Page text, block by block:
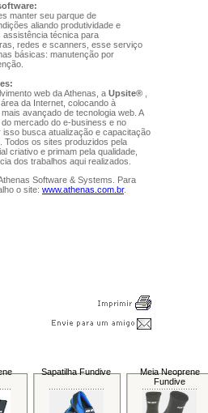
manter seu parque de
aliando produtividade e
técnica para
redes e scanners, esse serviço
básicas: manutenção por
web da Athenas, a Upsite®
da Internet, colocando à
avançado de tecnologia web. A
mercado do e-business e no
busca atualização e capacitação
Todos os sites produzidos pela
criativo e primam pela qualidade,
dos trabalhos aqui realizados.
Software & Systems. Para
o site: www.athenas.com.br.
Sapatilha Fundive
Meia Neoprene
Fundive